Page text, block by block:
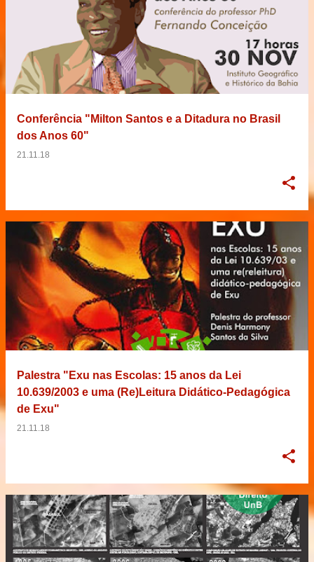
Conferência "Milton Santos e a Ditadura no Brasil
dos Anos 60"
21.11.18
Palestra "Exu nas Escolas: 15 anos da Lei
10.639/2003 e uma (Re)Leitura Didático-Pedagógica
de Exu"
21.11.18